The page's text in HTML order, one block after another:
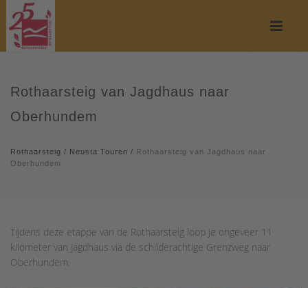
Rothaarsteig van Jagdhaus naar
Oberhundem
Rothaarsteig / Neusta Touren / Rothaarsteig van Jagdhaus naar
Oberhundem
Tijdens deze etappe van de Rothaarsteig loop je ongeveer 11
kilometer van Jagdhaus via de schilderachtige Grenzweg naar
Oberhundem.